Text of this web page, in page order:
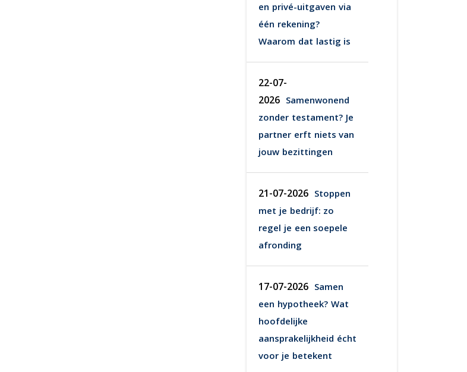
en privé-uitgaven via
één rekening?
Waarom dat lastig is
22-07-
2026 Samenwonend
zonder testament? Je
partner erft niets van
jouw bezittingen
21-07-2026 Stoppen
met je bedrijf: zo
regel je een soepele
afronding
17-07-2026 Samen
een hypotheek? Wat
hoofdelijke
aansprakelijkheid écht
voor je betekent